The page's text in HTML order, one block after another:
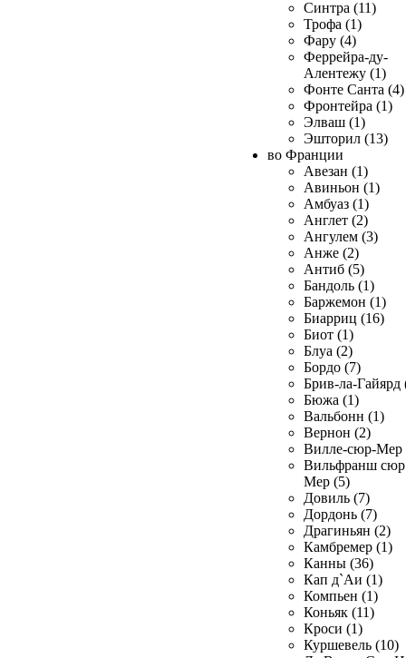
Синтра (11)
Трофа (1)
Фару (4)
Феррейра-ду-
Алентежу (1)
Фонте Санта (4)
Фронтейра (1)
Элваш (1)
Эшторил (13)
во Франции
Авезан (1)
Авиньон (1)
Амбуаз (1)
Англет (2)
Ангулем (3)
Анже (2)
Антиб (5)
Бандоль (1)
Баржемон (1)
Биарриц (16)
Биот (1)
Блуа (2)
Бордо (7)
Брив-ла-Гайярд
Бюжа (1)
Вальбонн (1)
Вернон (2)
Вилле-сюр-Мер
Вильфранш сюр
Мер (5)
Довиль (7)
Дордонь (7)
Драгиньян (2)
Камбремер (1)
Канны (36)
Кап д`Аи (1)
Компьен (1)
Коньяк (11)
Кроси (1)
Куршевель (10)